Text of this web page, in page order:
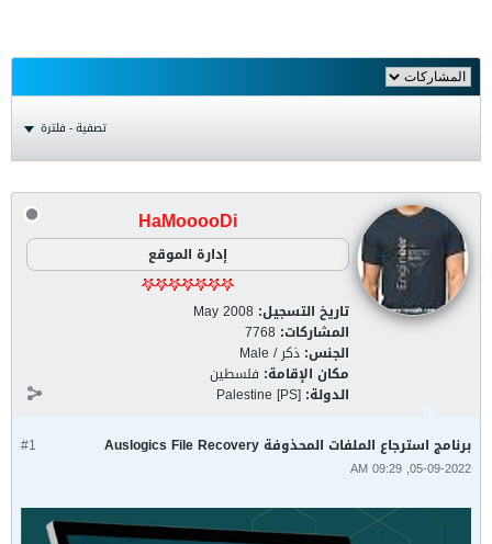
تصفية - فلترة
HaMooooDi
إدارة الموقع
تاريخ التسجيل: May 2008
المشاركات: 7768
الجنس: ذكر / Male
مكان الإقامة: فلسطين
الدولة: Palestine [PS]
#1 برنامج استرجاع الملفات المحذوفة Auslogics File Recovery
05-09-2022, 09:29 AM